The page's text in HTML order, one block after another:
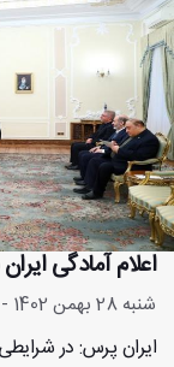
اعلام آمادگی
شنبه 28 بهمن 1402 - 16:23:19
ایران پرس: در